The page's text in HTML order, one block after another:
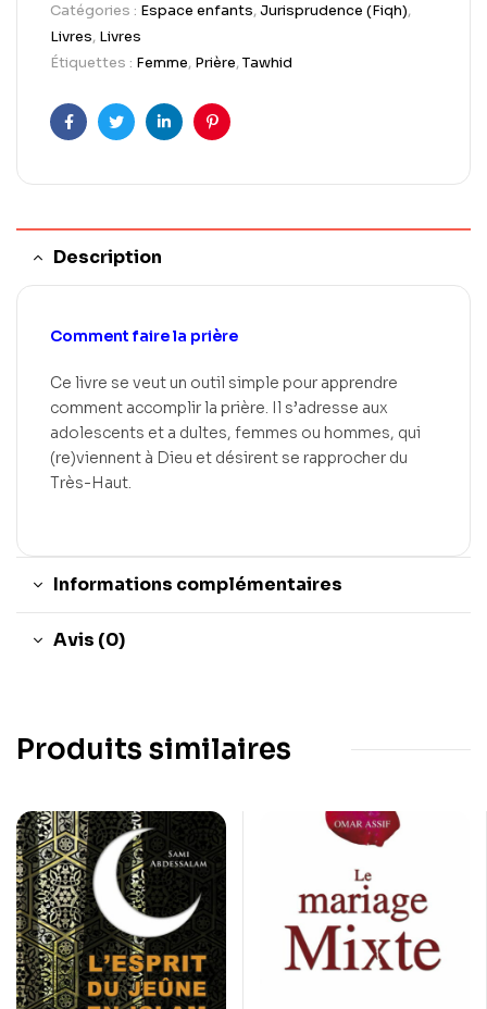
Catégories : Espace enfants,Jurisprudence (Fiqh),
Livres, Livres
Étiquettes : Femme, Prière,Tawhid
FacebookTwitterLinkedInPinterest
Description
Comment faire la prière
Ce livre se veut un outil simple pour apprendre
comment accomplir la prière. Il s’adresse aux
adolescents et a dultes, femmes ou hommes, qui
(re)viennent à Dieu et désirent se rapprocher du
Très-Haut.
Informations complémentaires
Avis (0)
Produits similaires